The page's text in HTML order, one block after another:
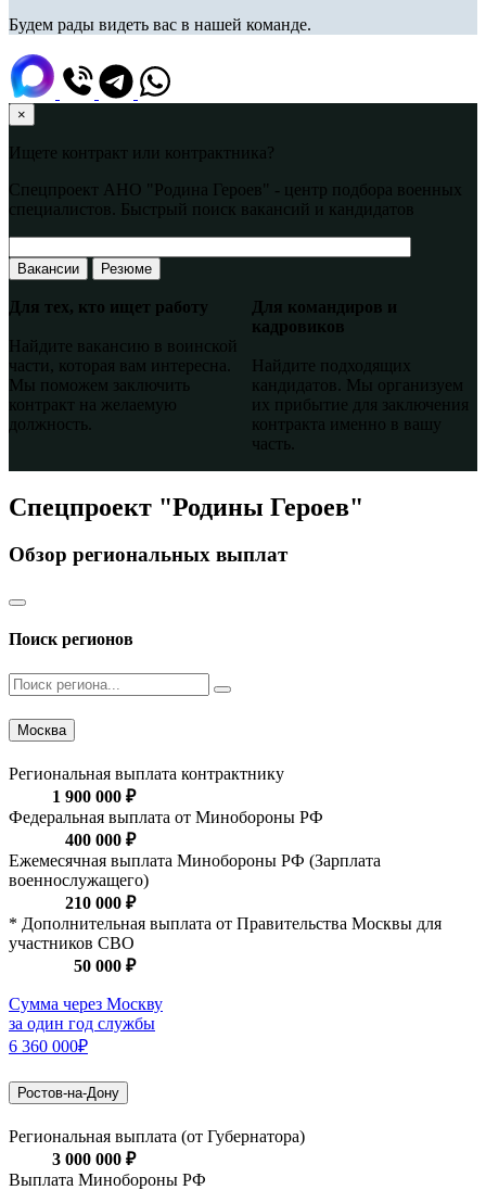
Будем рады видеть вас в нашей команде.
×
Ищете контракт или контрактника?
Спецпроект АНО "Родина Героев" - центр подбора военных
специалистов. Быстрый поиск вакансий и кандидатов
Вакансии Резюме
Для тех, кто ищет работу
Найдите вакансию в воинской
части, которая вам интересна.
Мы поможем заключить
контракт на желаемую
должность.
Для командиров и
кадровиков
Найдите подходящих
кандидатов. Мы организуем
их прибытие для заключения
контракта именно в вашу
часть.
Спецпроект "Родины Героев"
Обзор региональных выплат
Поиск регионов
Москва
Региональная выплата контрактнику
1 900 000 ₽
Федеральная выплата от Минобороны РФ
400 000 ₽
Ежемесячная выплата Минобороны РФ (Зарплата
военнослужащего)
210 000 ₽
* Дополнительная выплата от Правительства Москвы для
участников СВО
50 000 ₽
Сумма через Москву
за один год службы
6 360 000₽
Ростов-на-Дону
Региональная выплата (от Губернатора)
3 000 000 ₽
Выплата Минобороны РФ